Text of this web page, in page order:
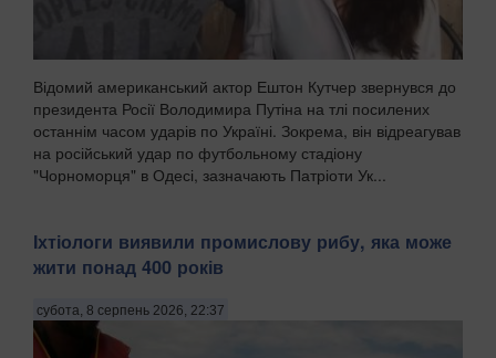
Відомий американський актор Ештон Кутчер звернувся до
президента Росії Володимира Путіна на тлі посилених
останнім часом ударів по Україні. Зокрема, він відреагував
на російський удар по футбольному стадіону
"Чорноморця" в Одесі, зазначають Патріоти Ук...
Іхтіологи виявили промислову рибу, яка може
жити понад 400 років
субота, 8 серпень 2026, 22:37